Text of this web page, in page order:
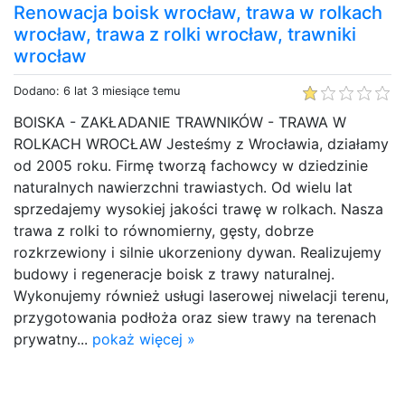
Renowacja boisk wrocław, trawa w rolkach
wrocław, trawa z rolki wrocław, trawniki
wrocław
Dodano: 6 lat 3 miesiące temu
BOISKA - ZAKŁADANIE TRAWNIKÓW - TRAWA W
ROLKACH WROCŁAW Jesteśmy z Wrocławia, działamy
od 2005 roku. Firmę tworzą fachowcy w dziedzinie
naturalnych nawierzchni trawiastych. Od wielu lat
sprzedajemy wysokiej jakości trawę w rolkach. Nasza
trawa z rolki to równomierny, gęsty, dobrze
rozkrzewiony i silnie ukorzeniony dywan. Realizujemy
budowy i regeneracje boisk z trawy naturalnej.
Wykonujemy również usługi laserowej niwelacji terenu,
przygotowania podłoża oraz siew trawy na terenach
prywatny... pokaż więcej »